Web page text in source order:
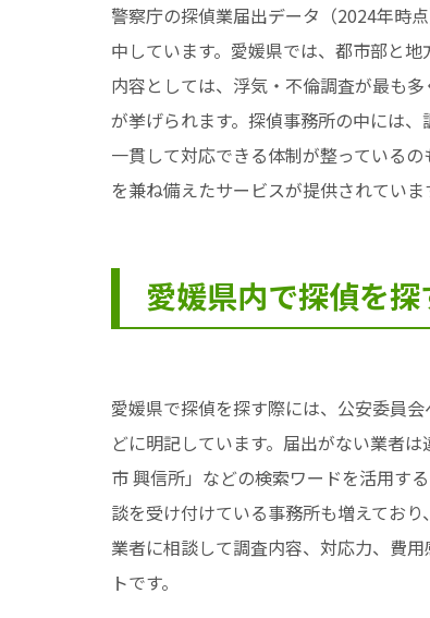
警察庁の探偵業届出データ（2024年時
中しています。愛媛県では、都市部と
内容としては、浮気・不倫調査が最も
が挙げられます。探偵事務所の中には
一貫して対応できる体制が整っている
を兼ね備えたサービスが提供されていま
愛媛県内で探偵を探
愛媛県で探偵を探す際には、公安委員
どに明記しています。届出がない業者
市 興信所」などの検索ワードを活用す
談を受け付けている事務所も増えてお
業者に相談して調査内容、対応力、費
トです。